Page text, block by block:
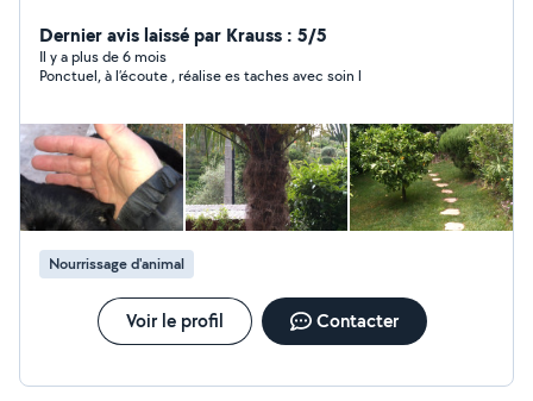
Dernier avis laissé par Krauss : 5/5
Il y a plus de 6 mois
Ponctuel, à l’écoute , réalise es taches avec soin l
Nourrissage d'animal
Voir le profil Contacter